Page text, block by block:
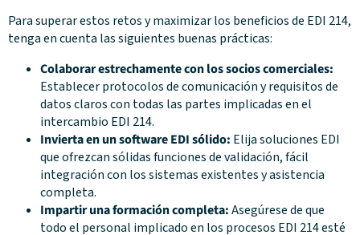
Para superar estos retos y maximizar los beneficios de EDI 214,
tenga en cuenta las siguientes buenas prácticas:
Colaborar estrechamente con los socios comerciales:
Establecer protocolos de comunicación y requisitos de
datos claros con todas las partes implicadas en el
intercambio EDI 214.
Invierta en un software EDI sólido: Elija soluciones EDI
que ofrezcan sólidas funciones de validación, fácil
integración con los sistemas existentes y asistencia
completa.
Impartir una formación completa:Asegúrese de que
todo el personal implicado en los procesos EDI 214 esté